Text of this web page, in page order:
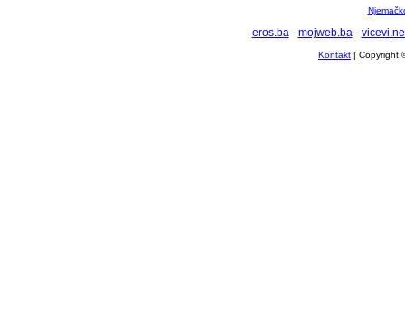
eros.ba- mojweb.ba-
Kontakt | Copyright